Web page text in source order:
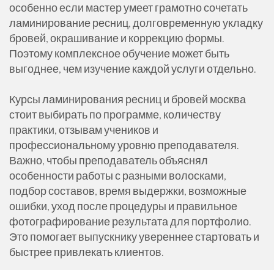
особенно если мастер умеет грамотно сочетать
ламинирование ресниц, долговременную укладку
бровей, окрашивание и коррекцию формы.
Поэтому комплексное обучение может быть
выгоднее, чем изучение каждой услуги отдельно.
Курсы ламинирования ресниц и бровей москва
стоит выбирать по программе, количеству
практики, отзывам учеников и
профессиональному уровню преподавателя.
Важно, чтобы преподаватель объяснял
особенности работы с разными волосками,
подбор составов, время выдержки, возможные
ошибки, уход после процедуры и правильное
фотографирование результата для портфолио.
Это помогает выпускнику увереннее стартовать и
быстрее привлекать клиентов.